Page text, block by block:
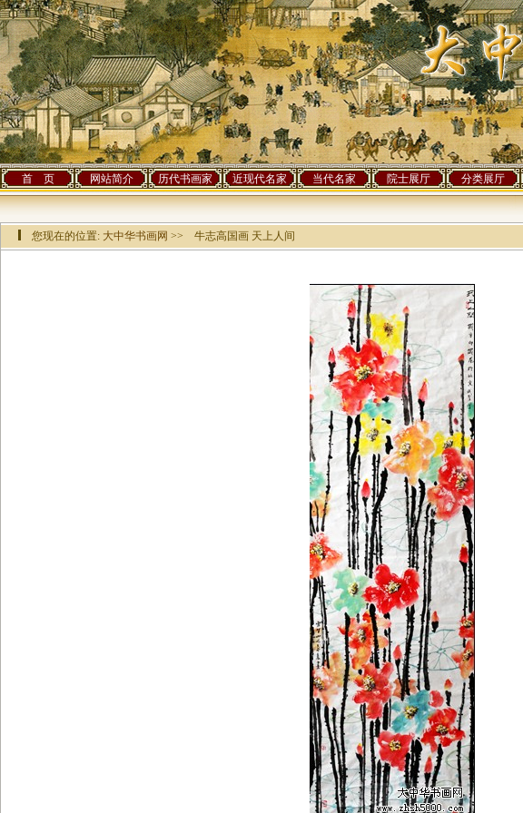
首 页 网站简介 历代书画家 近现代名家 当代名家 院士展厅 分类展厅
您现在的位置: 大中华书画网 >> 牛志高国画 天上人间